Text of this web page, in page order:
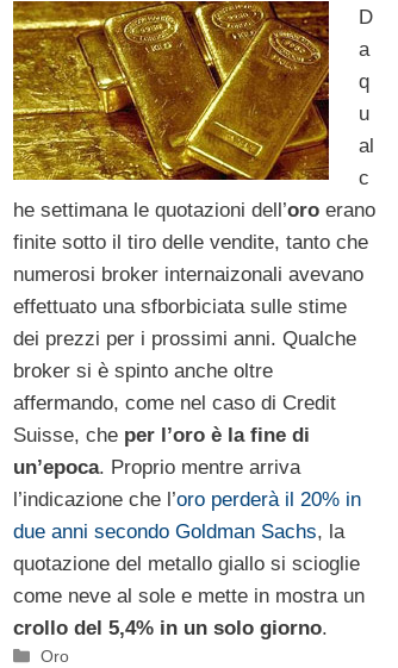
D
a
q
u
al
c
he settimana le quotazioni dell’oroerano
finite sotto il tiro delle vendite, tanto che
numerosi broker internaizonali avevano
effettuato una sfborbiciata sulle stime
dei prezzi per i prossimi anni. Qualche
broker si è spinto anche oltre
affermando, come nel caso di Credit
Suisse, che per l’oro è la fine di
un’epoca. Proprio mentre arriva
l’indicazione che l’oro perderà il 20% in
due anni secondo Goldman Sachs, la
quotazione del metallo giallo si scioglie
come neve al sole e mette in mostra un
crollo del 5,4% in un solo giorno.
Categorie
Oro